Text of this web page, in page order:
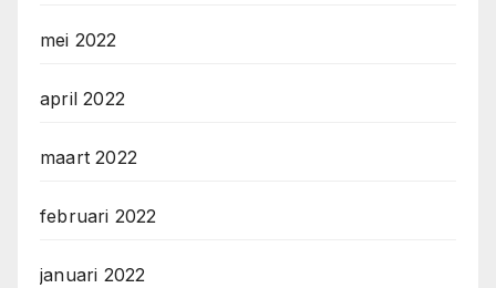
mei 2022
april 2022
maart 2022
februari 2022
januari 2022